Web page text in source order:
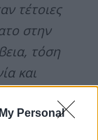
Personal
τέτοιες
στην
τόση
και